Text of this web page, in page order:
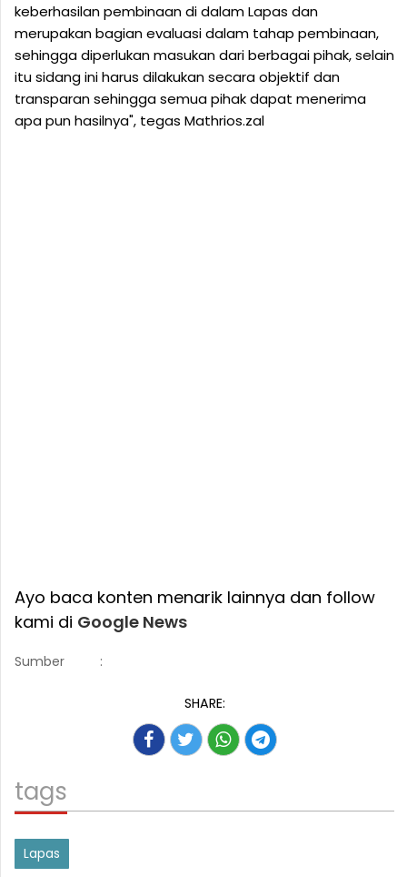
keberhasilan pembinaan di dalam Lapas dan
merupakan bagian evaluasi dalam tahap pembinaan,
sehingga diperlukan masukan dari berbagai pihak, selain
itu sidang ini harus dilakukan secara objektif dan
transparan sehingga semua pihak dapat menerima
apa pun hasilnya", tegas Mathrios.zal
Ayo baca konten menarik lainnya dan follow
kami di Google News
Sumber :
SHARE:
tags
Lapas